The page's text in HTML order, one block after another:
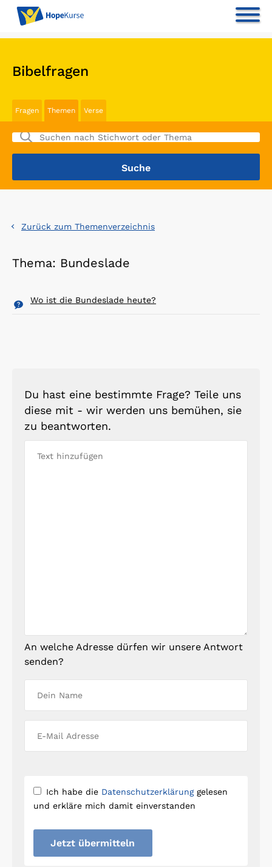
Bibelfragen
Fragen Themen Verse
Zurück zum Themenverzeichnis
Thema: Bundeslade
Wo ist die Bundeslade heute?
Du hast eine bestimmte Frage? Teile uns
diese mit - wir werden uns bemühen, sie
zu beantworten.
An welche Adresse dürfen wir unsere Antwort
senden?
Ich habe die Datenschutzerklärunggelesen
und erkläre mich damit einverstanden
Jetzt übermitteln